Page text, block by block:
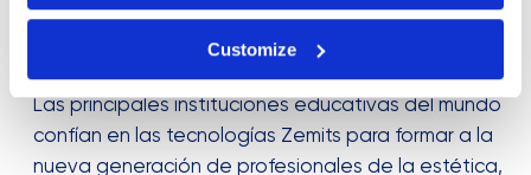
Customize
Las tecnologías exclusivas de Zemits —entre ellas
HydroDiamond™, CryoElegance™, QDC™, EndoRF™ y
CrystalFrax™— están diseñadas para ofrecer
Tecnologías Zemits